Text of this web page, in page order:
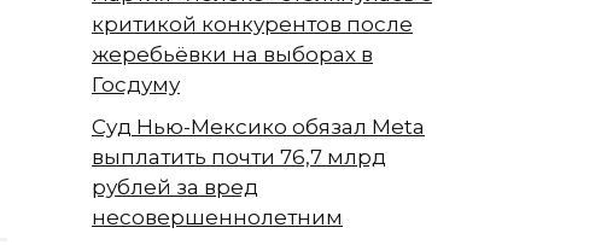
критикой конкурентов после
жеребьёвки на выборах в
Госдуму
Суд Нью-Мексико обязал Meta
выплатить почти 76,7 млрд
рублей за вред
несовершеннолетним